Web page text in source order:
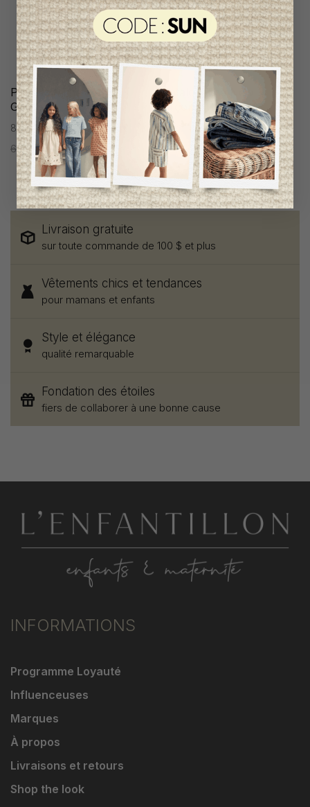
Pantalon The New
Garçon
8 ans
67,95$CA
33,95$CA
Pantalon The New
Garçon
8 ans
67,95$CA
33,95$CA
Livraison gratuite
sur toute commande de 100 $ et plus
Vêtements chics et tendances
pour mamans et enfants
Style et élégance
qualité remarquable
Fondation des étoiles
fiers de collaborer à une bonne cause
INFORMATIONS
Programme Loyauté
Influenceuses
Marques
À propos
Livraisons et retours
Shop the look